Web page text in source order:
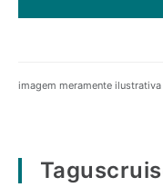
imagem meramente ilustrativa